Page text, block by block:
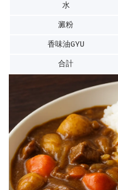
水
澱粉
香味油GYU
合計